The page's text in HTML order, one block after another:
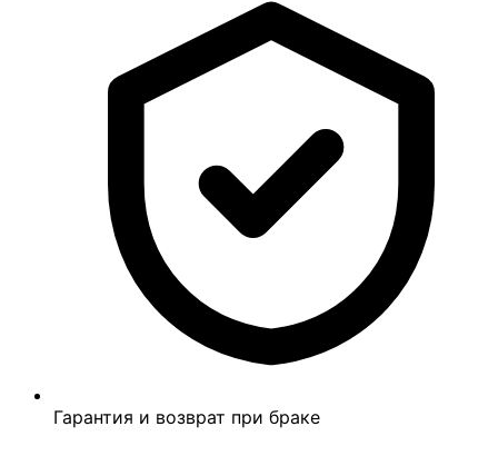
Гарантия и возврат при браке